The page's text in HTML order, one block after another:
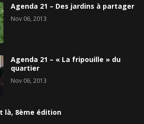
Agenda 21 – Des jardins à partager
Nov 06, 2013
Agenda 21 – « La fripouille » du
quartier
Nov 06, 2013
là, 8ème édition